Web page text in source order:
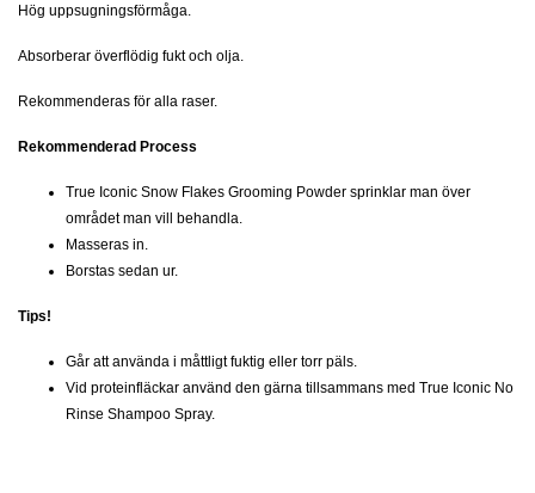
Hög uppsugningsförmåga.
Absorberar överflödig fukt och olja.
Rekommenderas för alla raser.
Rekommenderad Process
True Iconic Snow Flakes Grooming Powder sprinklar man över
området man vill behandla.
Masseras in.
Borstas sedan ur.
Tips!
Går att använda i måttligt fuktig eller torr päls.
Vid proteinfläckar använd den gärna tillsammans med True Iconic No
Rinse Shampoo Spray.